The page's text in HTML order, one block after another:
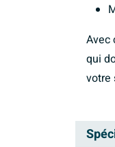
Avec
qui
votre